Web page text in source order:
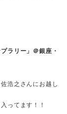
ラリー」＠銀座・
浩之さんにお越し
ってます！！